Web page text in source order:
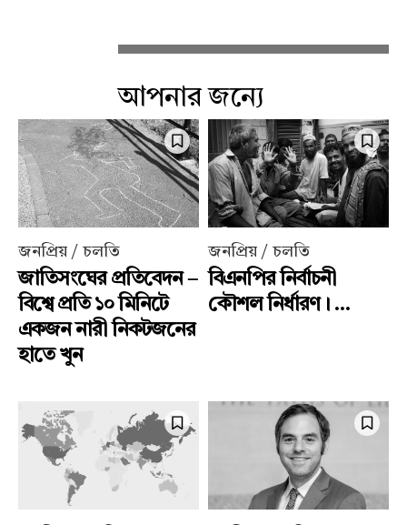
আপনার জন্যে
জনপ্রিয় / চলতি
জাতিসংঘের প্রতিবেদন –
বিশ্বে প্রতি ১০ মিনিটে
একজন নারী নিকটজনের
হাতে খুন
জনপ্রিয় / চলতি
বিএনপির নির্বাচনী
কৌশল নির্ধারণ। ...